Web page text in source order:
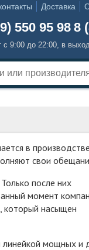
Доставка
550 95 98 8
с 9:00 до 22:00, в
в производстве
свои
после них
момент
который насыщен
линейкой мощных